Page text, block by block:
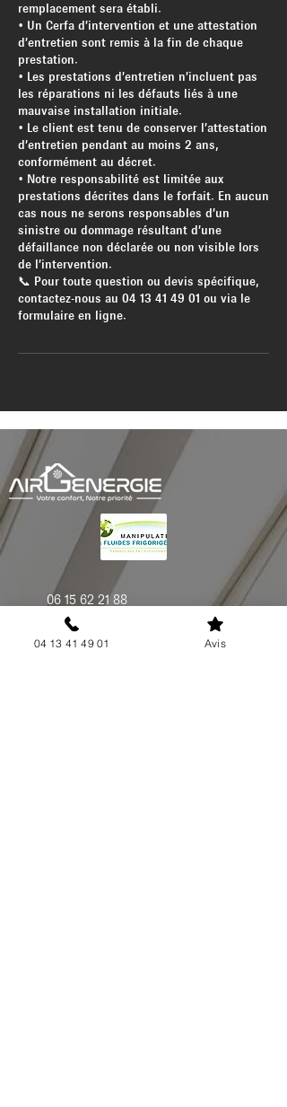
remplacement sera établi.
• Un Cerfa d’intervention et une attestation
d’entretien sont remis à la fin de chaque
prestation.
• Les prestations d’entretien n’incluent pas
les réparations ni les défauts liés à une
mauvaise installation initiale.
• Le client est tenu de conserver l’attestation
d’entretien pendant au moins 2 ans,
conformément au décret.
• Notre responsabilité est limitée aux
prestations décrites dans le forfait. En aucun
cas nous ne serons responsables d’un
sinistre ou dommage résultant d’une
défaillance non déclarée ou non visible lors
de l’intervention.
📞 Pour toute question ou devis spécifique,
contactez-nous au 04 13 41 49 01 ou via le
06 15 62 21 88
contact@airgenergie.fr
04 13 41 49 01 Avis